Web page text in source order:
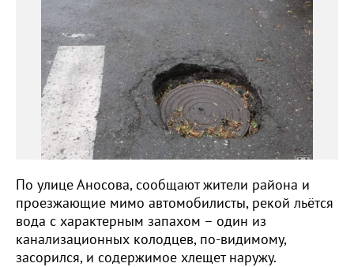
По улице Аносова, сообщают жители района и
проезжающие мимо автомобилисты, рекой льётся
вода с характерным запахом – один из
канализационных колодцев, по-видимому,
засорился, и содержимое хлещет наружу.